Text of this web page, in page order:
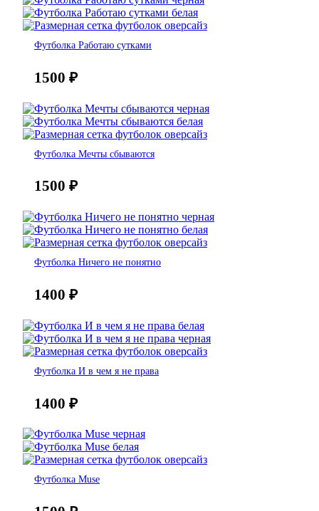
Футболка Работаю сутками
1500 ₽
Футболка Мечты сбываются
1500 ₽
Футболка Ничего не понятно
1400 ₽
Футболка И в чем я не права
1400 ₽
Футболка Muse